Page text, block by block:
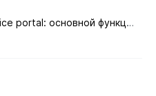
Self Service portal: основной функционал и возможности